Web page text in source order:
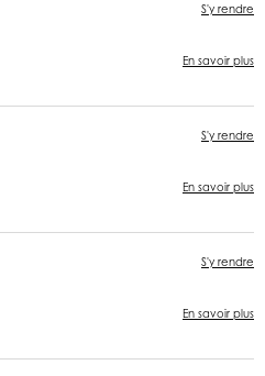
S'y rendre
En savoir plus
S'y rendre
En savoir plus
S'y rendre
En savoir plus